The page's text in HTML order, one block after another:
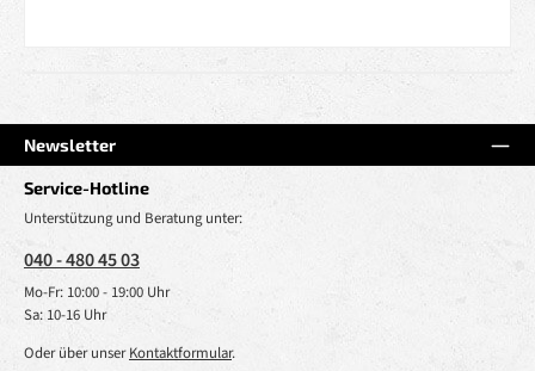
Newsletter
Service-Hotline
Unterstützung und Beratung unter:
040 - 480 45 03
Mo-Fr: 10:00 - 19:00 Uhr
Sa: 10-16 Uhr
Oder über unserKontaktformular.